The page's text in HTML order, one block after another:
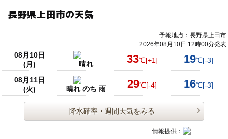
長野県上田市の天気
予報地点：長野県上田市
2026年08月10日 12時00分発表
08月10日
(月)
晴れ 33℃[+1] 19℃[-3]
08月11日
(火)
晴れ のち 雨 29℃[-4] 16℃[-3]
降水確率・週間天気をみる
情報提供：